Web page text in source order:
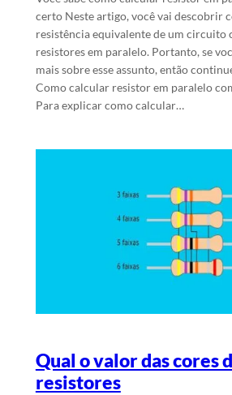
certo Neste artigo, você vai descobrir
resistência equivalente de um circuito
resistores em paralelo. Portanto, se
mais sobre esse assunto, então
Como calcular resistor em paralelo
Para explicar como calcular…
Qual o valor das cores
resistores